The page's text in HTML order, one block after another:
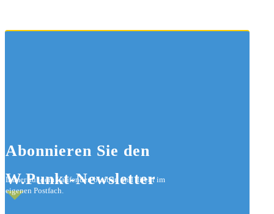
Abonnieren Sie den
W.Punkt-Newsletter
Immer auf dem Laufenden bleiben und direkt im
eigenen Postfach.